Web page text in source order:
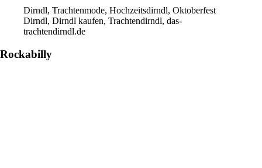
Dirndl, Trachtenmode, Hochzeitsdirndl, Oktoberfest
Dirndl, Dirndl kaufen, Trachtendirndl, das-
trachtendirndl.de
Rockabilly